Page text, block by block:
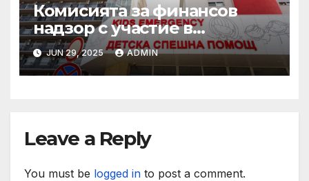
Комисията за финансов
надзор с участие в
конференцията „Промени в
пенсионния модел в
България“
JUN 29, 2025 ADMIN
Leave a Reply
You must be logged in to post a comment.